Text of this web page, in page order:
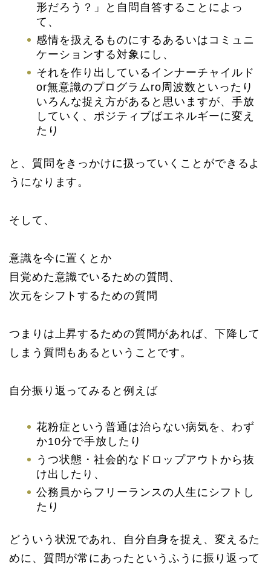
形だろう？」と自問自答することによっ
て、
感情を扱えるものにするあるいはコミュニ
ケーションする対象にし、
それを作り出しているインナーチャイルド
or無意識のプログラムro周波数といったり
いろんな捉え方があると思いますが、手放
していく、ポジティブばエネルギーに変え
たり
と、質問をきっかけに扱っていくことができるよ
うになります。
そして、
意識を今に置くとか
目覚めた意識でいるための質問、
次元をシフトするための質問
つまりは上昇するための質問があれば、下降して
しまう質問もあるということです。
自分振り返ってみると例えば
花粉症という普通は治らない病気を、わず
か10分で手放したり
うつ状態・社会的なドロップアウトから抜
け出したり、
公務員からフリーランスの人生にシフトし
たり
どういう状況であれ、自分自身を捉え、変えるた
めに、質問が常にあったというふうに振り返って